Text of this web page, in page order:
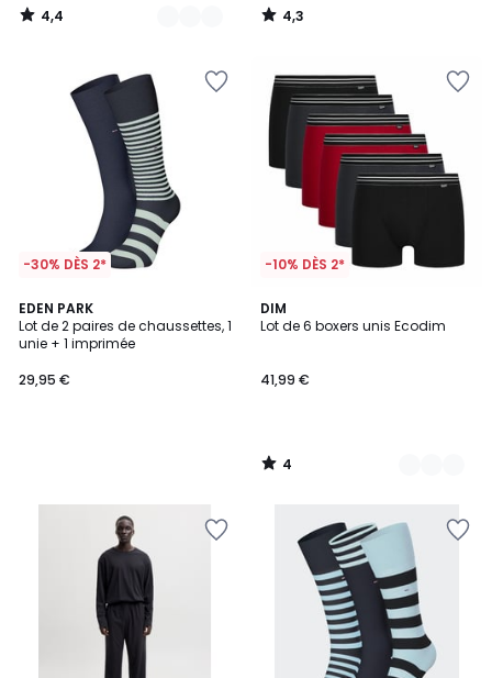
4,4
/
4,3
/
-30% DÈS 2*
EDEN PARK
Lot de 2 paires de chaussettes, 1
unie + 1 imprimée
29,95 €
-10% DÈS 2*
DIM
Lot de 6 boxers unis Ecodim
41,99 €
4
/
2
Couleurs
4
/